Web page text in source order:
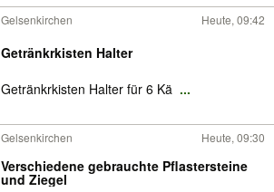
Gelsenkirchen Heute, 09:42
Getränkrkisten Halter
Getränkrkisten Halter für 6 Kä ...
Gelsenkirchen Heute, 09:30
Verschiedene gebrauchte Pflastersteine
und Ziegel